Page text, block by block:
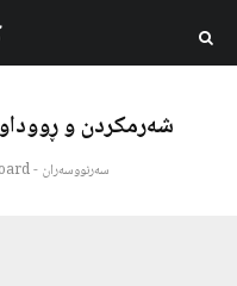
شەرمکردن و
سەرنووسەران - Editorial board